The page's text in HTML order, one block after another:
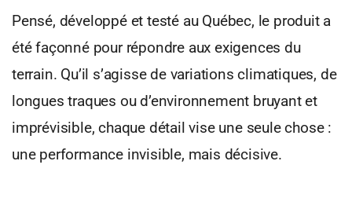
Pensé, développé et testé au Québec, le produit a
été façonné pour répondre aux exigences du
terrain. Qu’il s’agisse de variations climatiques, de
longues traques ou d’environnement bruyant et
imprévisible, chaque détail vise une seule chose :
une performance invisible, mais décisive.